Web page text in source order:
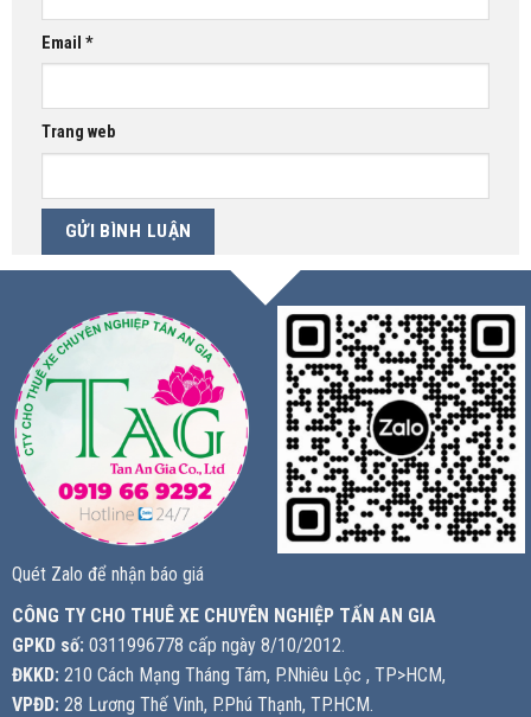
Email *
Trang web
Quét Zalo để nhận báo giá
CÔNG TY CHO THUÊ XE CHUYÊN NGHIỆP TẤN AN GIA
GPKD số: 0311996778 cấp ngày 8/10/2012.
ĐKKD: 210 Cách Mạng Tháng Tám, P.Nhiêu Lộc , TP>HCM,
VPĐD: 28 Lương Thế Vinh, P.Phú Thạnh, TP.HCM.